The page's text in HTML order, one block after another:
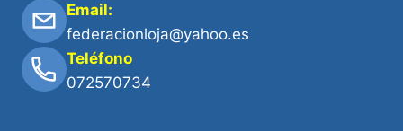
Email:
federacionloja@yahoo.es
Teléfono
072570734